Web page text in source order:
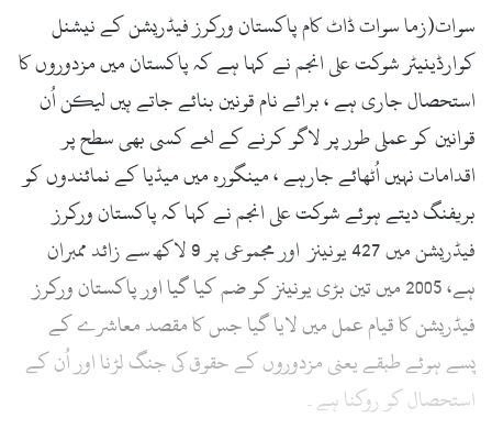
سوات(زما سوات ڈاٹ کام پاکستان ورکرز فیڈریشن کے نیشنل
کوارڈینیٹر شوکت علی انجم نے کہا ہے کہ پاکستان میں مزدوروں کا
استحصال جاری ہے ، برائے نام قونین بنائے جاتے ہیں لیکن اُن
قوانین کو عملی طور پر لاگو کرنے کے لئے کسی بھی سطح پر
اقدامات نہیں اُٹھائے جارہے ، مینگورہ میں میڈیا کے نمائندوں کو
بریفنگ دیتے ہوئے شوکت علی انجم نے کہا کہ پاکستان ورکرز
فیڈریشن میں 427 یونینز اور مجموعی پر 9 لاکھ سے زائد ممبران
ہے، 2005 میں تین بڑی یونینز کو ضم کیا گیا اور پاکستان ورکرز
فیڈریشن کا قیام عمل میں لایا گیا جس کا مقصد معاشرے کے
پسے ہوئے طبقے یعنی مزدوروں کے حقوق کی جنگ لڑنا اور اُن کے
استحصال کو روکنا ہے۔